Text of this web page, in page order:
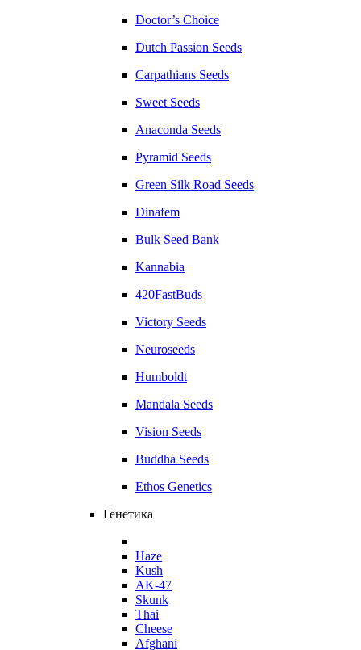
Doctor’s Choice
Dutch Passion Seeds
Carpathians Seeds
Sweet Seeds
Anaconda Seeds
Pyramid Seeds
Green Silk Road Seeds
Dinafem
Bulk Seed Bank
Kannabia
420FastBuds
Victory Seeds
Neuroseeds
Humboldt
Mandala Seeds
Vision Seeds
Buddha Seeds
Ethos Genetics
Генетика
Haze
Kush
AK-47
Skunk
Thai
Cheese
Afghani